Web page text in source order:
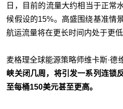
日，目前的流量大约相当于正常
候假设的15%。高盛围绕基准情
航运流量将在更长时间内处于更低
麦格理全球能源策略师维卡斯·德
峡关闭几周，将引发一系列连锁
至每桶150美元甚至更高。